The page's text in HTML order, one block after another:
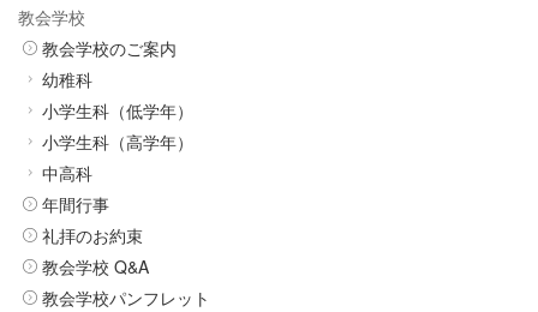
教会学校
教会学校のご案内
幼稚科
小学生科（低学年）
小学生科（高学年）
中高科
年間行事
礼拝のお約束
教会学校 Q&A
教会学校パンフレット